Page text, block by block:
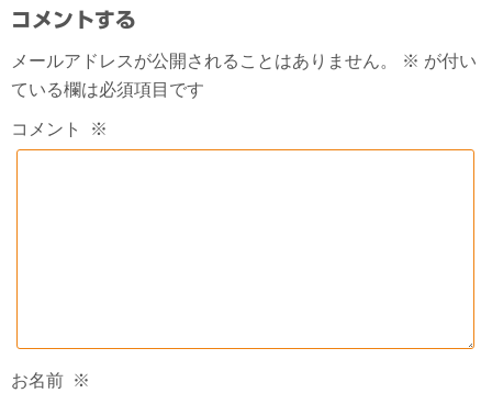
コメントする
メールアドレスが公開されることはありません。 ※ が付い
ている欄は必須項目です
コメント ※
お名前 ※